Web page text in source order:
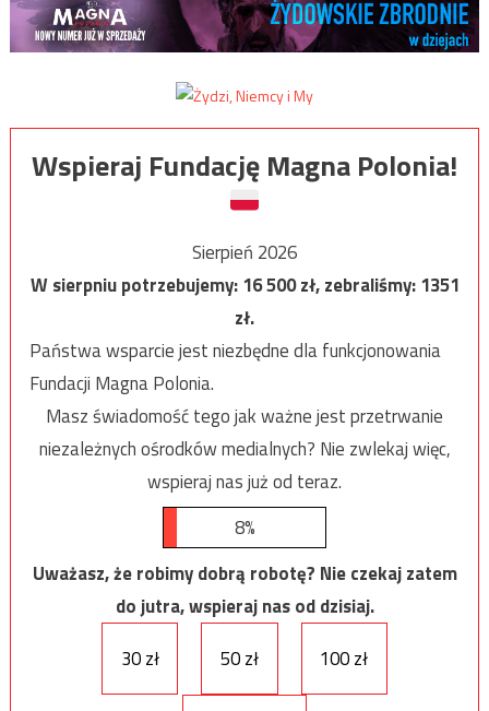
Wspieraj Fundację Magna Polonia!
Sierpień 2026
W sierpniu potrzebujemy:16 500zł, zebraliśmy:1351
zł.
Państwa wsparcie jest niezbędne dla funkcjonowania
Fundacji Magna Polonia.
Masz świadomość tego jak ważne jest przetrwanie
niezależnych ośrodków medialnych? Nie zwlekaj więc,
wspieraj nas już od teraz.
8%
Uważasz, że robimy dobrą robotę? Nie czekaj zatem
do jutra, wspieraj nas od dzisiaj.
30 zł
50 zł 100 zł